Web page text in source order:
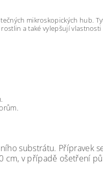
mikroskopických hub.
a také vylepšují
substrátu. Přípravek
cm, v případě ošetření